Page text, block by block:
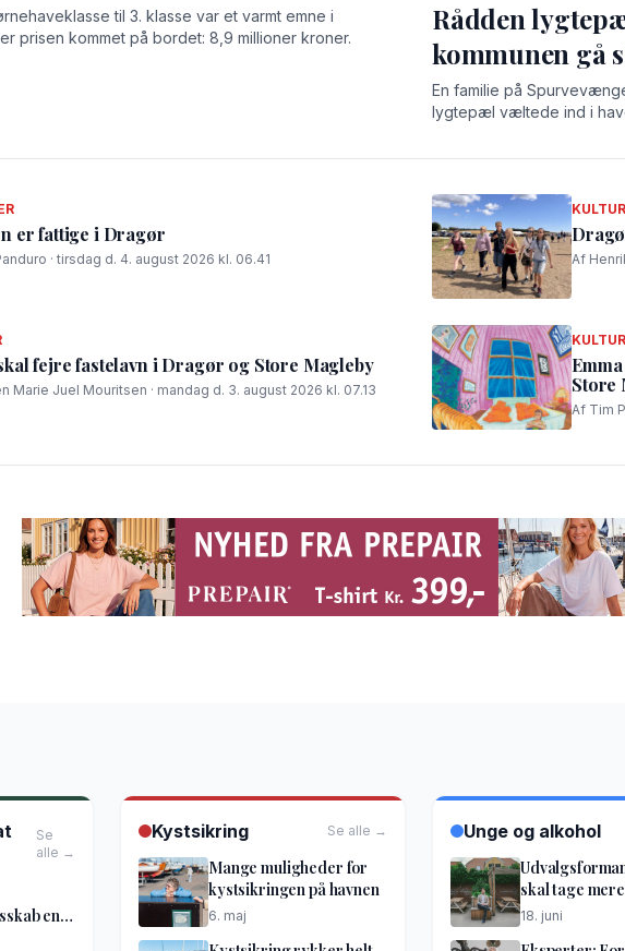
til 3. klasse var et varmt emne i
prisen kommet på bordet: 8,9 millioner kroner.
Rådden
kommunen gå
En familie på
lygtepæl væltede ind i
er fattige i Dragør
· tirsdag d. 4. august 2026 kl. 06.41
KULTUR
Af
fejre fastelavn i Dragør og Store Magleby
Marie Juel Mouritsen · mandag d. 3. august 2026 kl. 07.13
KULTUR
Store
Af Tim
Se
alle →
en
Kystsikring Se alle →
Mange muligheder for
kystsikringen på havnen
6. maj
Unge og alkohol
skal tage
18. juni